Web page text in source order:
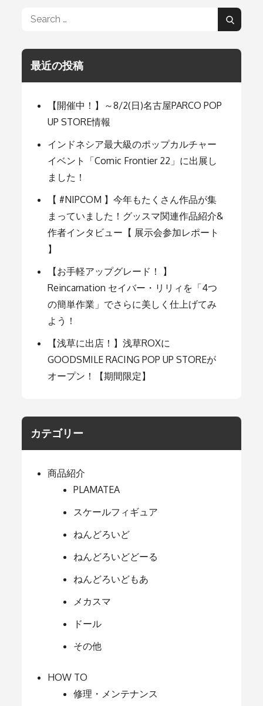
ナ
ビ
ゲ
ー
シ
ョ
ン
Search
Search
最近の投稿
【開催中！】～8/2(日)名古屋PARCO POP
UP STORE情報
インドネシア最大級のポップカルチャー
イベント「Comic Frontier 22」に出展し
ました！
【 #NIPCOM 】今年もたくさん作品が集
まっていました！グッスマ関連作品紹介&
作者インタビュー【 展示会参加レポート
】
【お手軽アップグレード！ 】
Reincarnation セイバー・リリィを「4つ
の簡単作業」でさらに美しく仕上げてみ
よう！
【浅草に出店！】浅草ROXに
GOODSMILE RACING POP UP STOREが
オープン！【期間限定】
カテゴリー
商品紹介
PLAMATEA
スケールフィギュア
ねんどろいど
ねんどろいどどーる
ねんどろいどもあ
メカスマ
ドール
その他
HOW TO
修理・メンテナンス